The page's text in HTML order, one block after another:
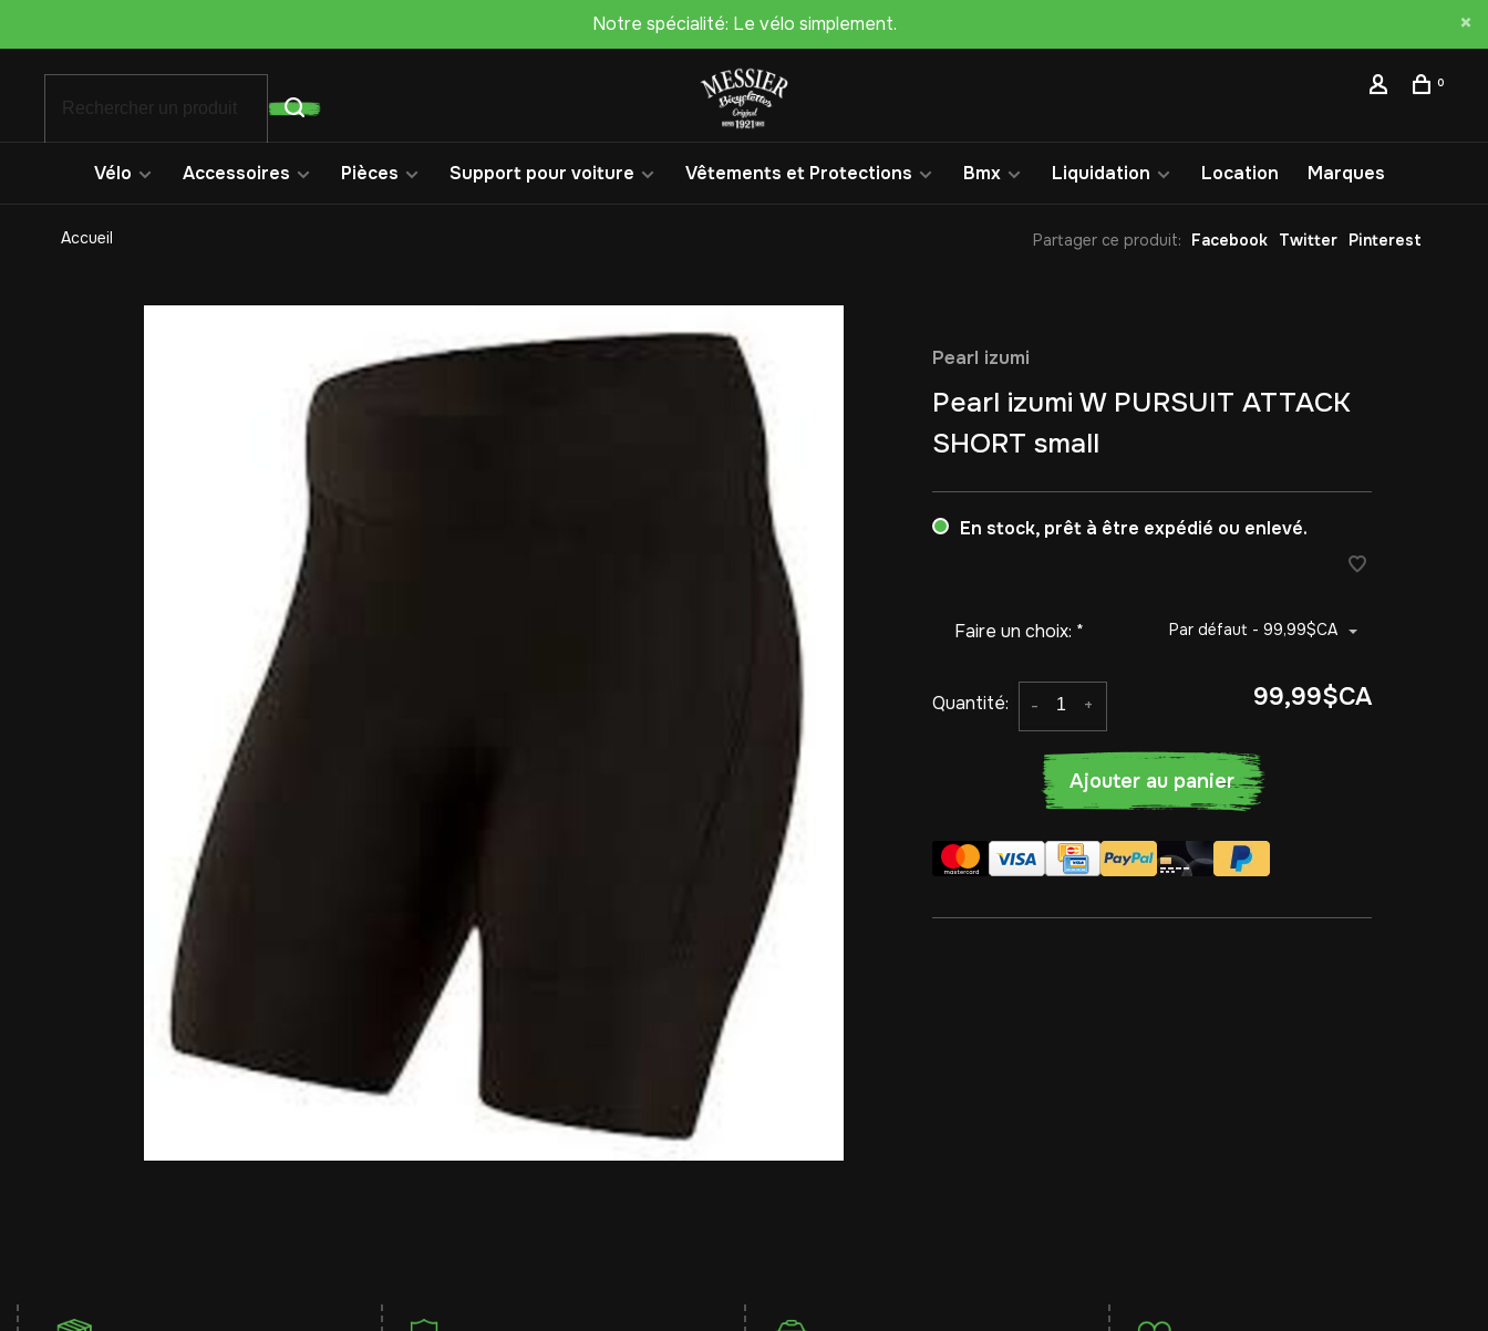
Notre spécialité: Le vélo simplement.
0
Vélo Accessoires Pièces Support pour voiture Vêtements et Protections Bmx Liquidation Location Marques
Accueil Partager ce produit: Facebook Twitter Pinterest
Pearl izumi
Pearl izumi W PURSUIT ATTACK
SHORT small
En stock, prêt à être expédié ou enlevé.
Faire un choix: * Par défaut - 99,99$CA
Quantité: +
- 99,99$CA
Ajouter au panier